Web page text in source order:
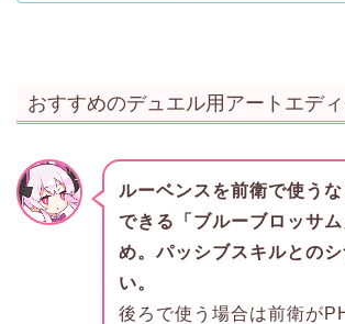
おすすめのデュエル用アートエデ
ルーベンスを前衛で使う
できる「ブルーブロッサ
め。パッシブスキルとの
い。
後ろで使う場合は前衛が